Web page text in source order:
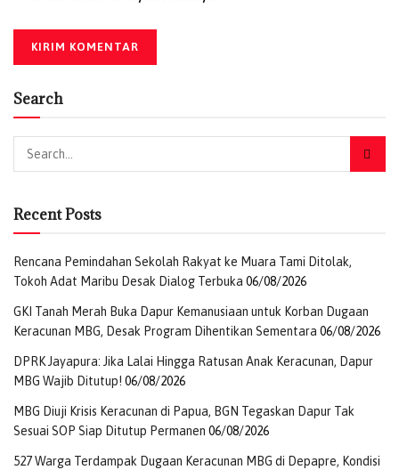
Search
Recent Posts
Rencana Pemindahan Sekolah Rakyat ke Muara Tami Ditolak,
Tokoh Adat Maribu Desak Dialog Terbuka 06/08/2026
GKI Tanah Merah Buka Dapur Kemanusiaan untuk Korban Dugaan
Keracunan MBG, Desak Program Dihentikan Sementara 06/08/2026
DPRK Jayapura: Jika Lalai Hingga Ratusan Anak Keracunan, Dapur
MBG Wajib Ditutup! 06/08/2026
MBG Diuji Krisis Keracunan di Papua, BGN Tegaskan Dapur Tak
Sesuai SOP Siap Ditutup Permanen 06/08/2026
527 Warga Terdampak Dugaan Keracunan MBG di Depapre, Kondisi